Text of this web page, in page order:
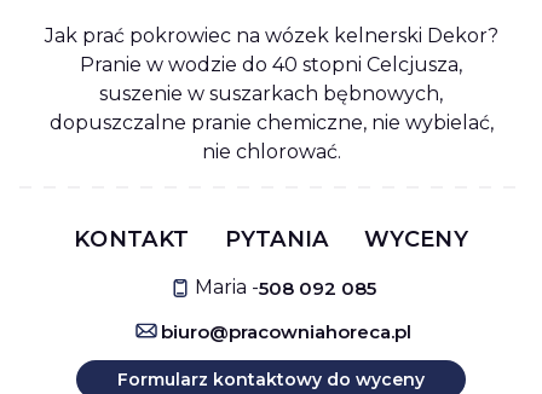
Jak prać pokrowiec na wózek kelnerski Dekor?
Pranie w wodzie do 40 stopni Celcjusza,
suszenie w suszarkach bębnowych,
dopuszczalne pranie chemiczne, nie wybielać,
nie chlorować.
KONTAKT PYTANIA WYCENY
Maria -508 092 085
biuro@pracowniahoreca.pl
Formularz kontaktowy do wyceny